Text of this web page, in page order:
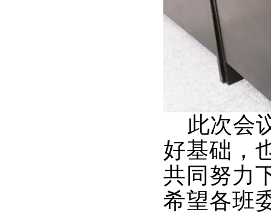
此次会
好基础，
共同努力
希望各班